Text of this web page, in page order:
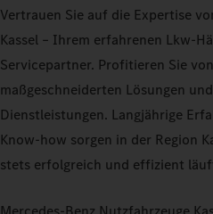
Vertrauen Sie auf die Expertise
Kassel – Ihrem erfahrenen Lkw-
Servicepartner. Profitieren Sie
maßgeschneiderten Lösungen
Dienstleistungen. Langjährige
Know-how sorgen in der Region
stets erfolgreich und effizient